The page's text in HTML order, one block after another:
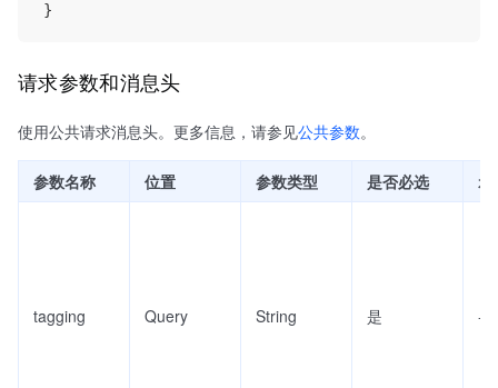
请求参数和消息头
使用公共请求消息头。更多信息，请参见公共参数。
参数名称 位置 参数类型 是否必选 示
tagging Query String 是 -